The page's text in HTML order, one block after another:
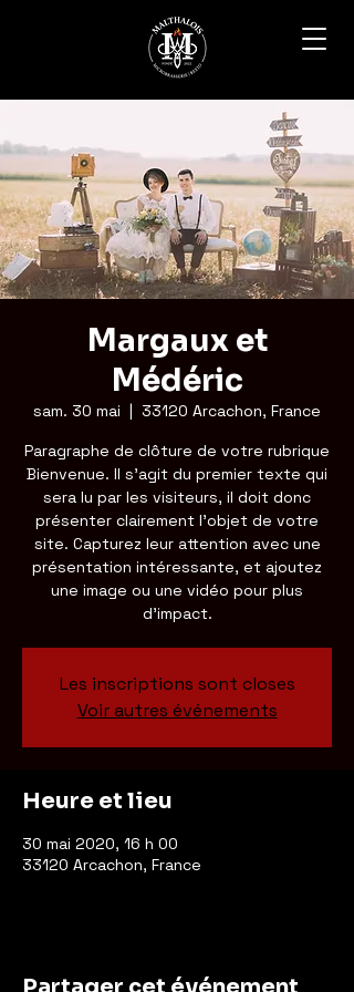
Margaux et
Médéric
sam. 30 mai
  |
33120 Arcachon, France
Paragraphe de clôture de votre rubrique
Bienvenue. Il s'agit du premier texte qui
sera lu par les visiteurs, il doit donc
présenter clairement l'objet de votre
site. Capturez leur attention avec une
présentation intéressante, et ajoutez
une image ou une vidéo pour plus
d'impact.
Les inscriptions sont closes
Voir autres événements
Heure et lieu
30 mai 2020, 16 h 00
33120 Arcachon, France